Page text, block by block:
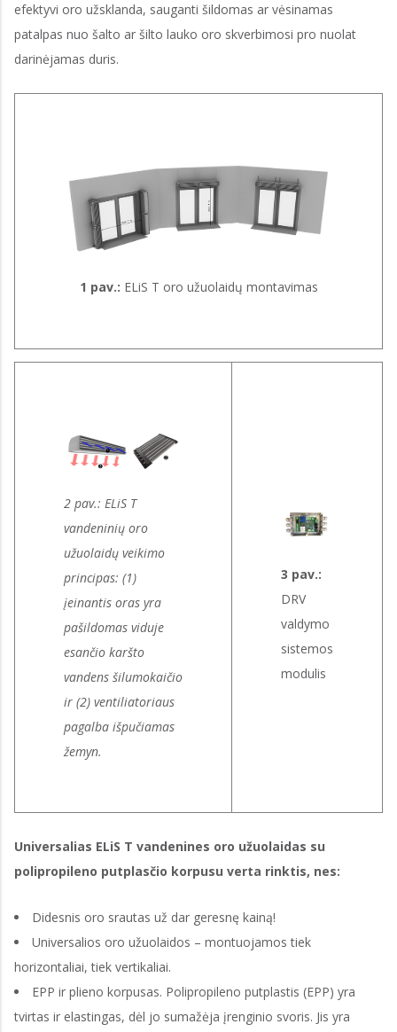
efektyvi oro užsklanda, sauganti šildomas ar vėsinamas
patalpas nuo šalto ar šilto lauko oro skverbimosi pro nuolat
darinėjamas duris.
1 pav.: ELiS T oro užuolaidų montavimas
2 pav.: ELiS T
vandeninių oro
užuolaidų veikimo
principas: (1)
įeinantis oras yra
pašildomas viduje
esančio karšto
vandens šilumokaičio
ir (2) ventiliatoriaus
pagalba išpučiamas
žemyn.
3 pav.:
DRV
valdymo
sistemos
modulis
Universalias ELiS T vandenines oro užuolaidas su
polipropileno putplasčio korpusu verta rinktis, nes:
Didesnis oro srautas už dar geresnę kainą!
Universalios oro užuolaidos – montuojamos tiek
horizontaliai, tiek vertikaliai.
EPP ir plieno korpusas. Polipropileno putplastis (EPP) yra
tvirtas ir elastingas, dėl jo sumažėja įrenginio svoris. Jis yra